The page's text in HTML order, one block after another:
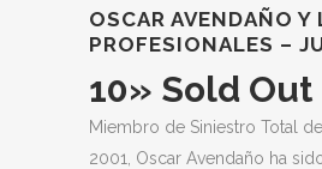
OSCAR AVENDAÑO Y
PROFESIONALES –
10» Sold Out
Miembro de Siniestro Total
2001, Oscar Avendaño ha